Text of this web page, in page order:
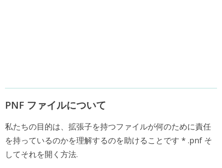
PNF ファイルについて
私たちの目的は、拡張子を持つファイルが何のために責任
を持っているのかを理解するのを助けることです * .pnf そ
してそれを開く方法.